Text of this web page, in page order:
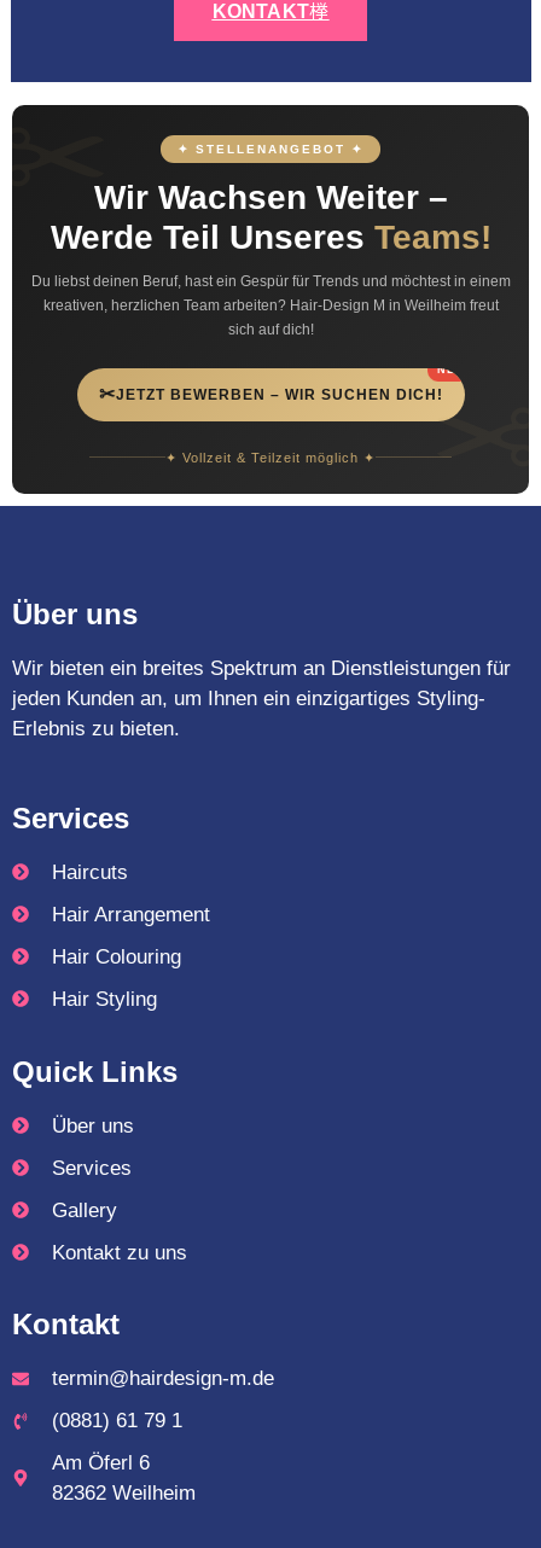
KONTAKT
✦ STELLENANGEBOT ✦
Wir Wachsen Weiter –
Werde Teil Unseres Teams!
Du liebst deinen Beruf, hast ein Gespür für Trends und möchtest in einem
kreativen, herzlichen Team arbeiten? Hair-Design M in Weilheim freut
sich auf dich!
✂JETZT BEWERBEN – WIR SUCHEN DICH!
NEU
✦ Vollzeit & Teilzeit möglich ✦
Über uns
Wir bieten ein breites Spektrum an Dienstleistungen für
jeden Kunden an, um Ihnen ein einzigartiges Styling-
Erlebnis zu bieten.
Services
Haircuts
Hair Arrangement
Hair Colouring
Hair Styling
Quick Links
Über uns
Services
Gallery
Kontakt zu uns
Kontakt
termin@hairdesign-m.de
(0881) 61 79 1
Am Öferl 6
82362 Weilheim